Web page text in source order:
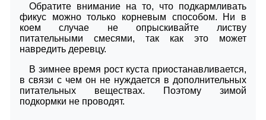
Обратите внимание на то, что подкармливать
фикус можно только корневым способом. Ни в
коем случае не опрыскивайте листву
питательными смесями, так как это может
навредить деревцу.
В зимнее время рост куста приостанавливается,
в связи с чем он не нуждается в дополнительных
питательных веществах. Поэтому зимой
подкормки не проводят.